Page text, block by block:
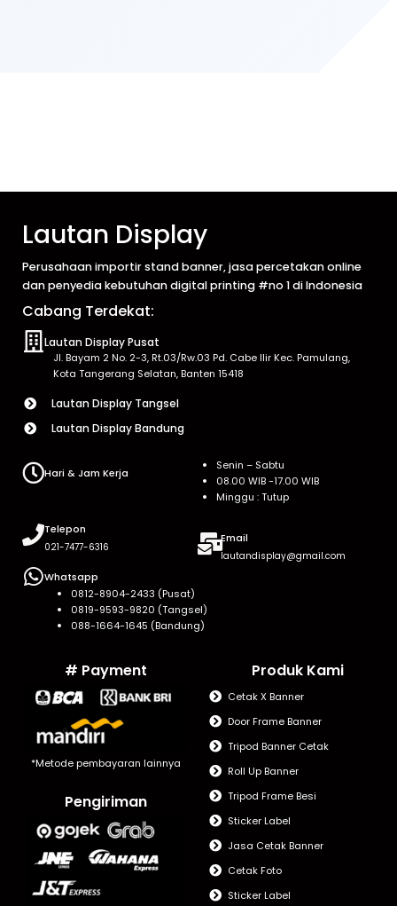
Lautan Display
Perusahaan importir stand banner, jasa percetakan online
dan penyedia kebutuhan digital printing #no 1 di Indonesia
Cabang Terdekat:
Lautan Display Pusat
Jl. Bayam 2 No. 2-3, Rt.03/Rw.03 Pd. Cabe Ilir Kec. Pamulang,
Kota Tangerang Selatan, Banten 15418
Lautan Display Tangsel
Lautan Display Bandung
Hari & Jam Kerja
Senin – Sabtu
08.00 WIB -17.00 WIB
Minggu : Tutup
Telepon
021-7477-6316
Email
lautandisplay@gmail.com
Whatsapp
0812-8904-2433 (Pusat)
0819-9593-9820 (Tangsel)
088-1664-1645 (Bandung)
# Payment
*Metode pembayaran lainnya
Pengiriman
Produk Kami
Cetak X Banner
Door Frame Banner
Tripod Banner Cetak
Roll Up Banner
Tripod Frame Besi
Sticker Label
Jasa Cetak Banner
Cetak Foto
Sticker Label